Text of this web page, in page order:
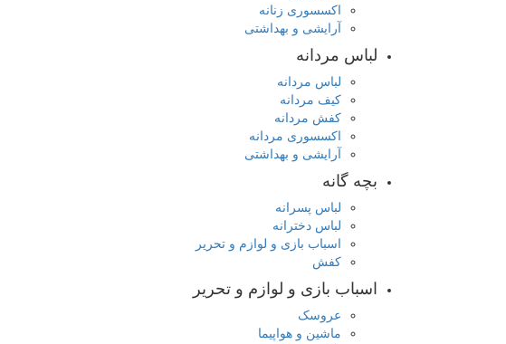
اکسسوری زنانه
آرایشی و بهداشتی
لباس مردانه
لباس مردانه
کیف مردانه
کفش مردانه
اکسسوری مردانه
آرایشی و بهداشتی
بچه گانه
لباس پسرانه
لباس دخترانه
اسباب بازی و لوازم و تحریر
کفش
اسباب بازی و لوازم و تحریر
عروسک
ماشین و هواپیما